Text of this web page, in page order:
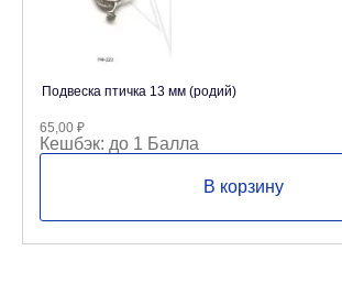
Подвеска птичка 13 мм (родий)
65,00 ₽
Кешбэк: до 1 Балла
В корзину